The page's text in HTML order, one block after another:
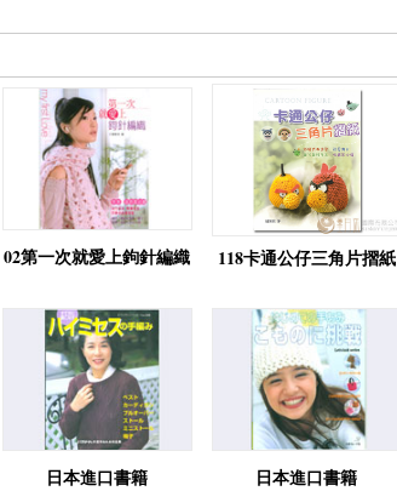
02第一次就愛上鉤針編織 118卡通公仔三角片摺紙
日本進口書籍 日本進口書籍